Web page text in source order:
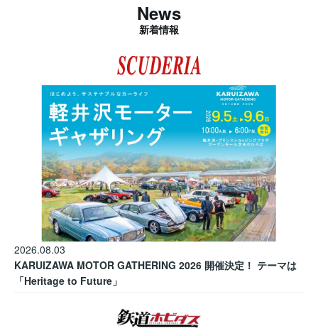
News
新着情報
2026.08.03
KARUIZAWA MOTOR GATHERING 2026 開催決定！ テーマは
「Heritage to Future」